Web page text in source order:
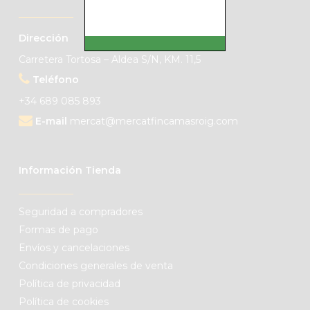
Dirección
Carretera Tortosa – Aldea S/N, KM. 11,5
Teléfono
+34 689 085 893
E-mail mercat@mercatfincamasroig.com
Información Tienda
Seguridad a compradores
Formas de pago
Envíos y cancelaciones
Condiciones generales de venta
Política de privacidad
Política de cookies